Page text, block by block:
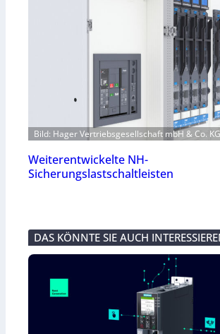
Bild: Hager Vertriebsgesellschaft mbH & Co. KG
Weiterentwickelte NH-
Sicherungslastschaltleisten
DAS KÖNNTE SIE AUCH